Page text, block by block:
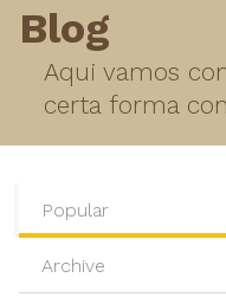
Blog
Aqui vamos
certa forma
Popular
Archive